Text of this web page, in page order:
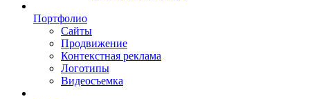
Портфолио
Сайты
Продвижение
Контекстная реклама
Логотипы
Видеосъемка